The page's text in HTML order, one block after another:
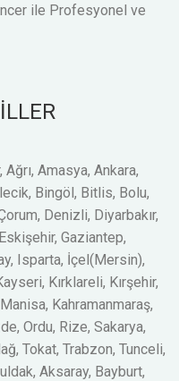
ile Profesyonel ve
Amasya, Ankara,
Bingöl, Bitlis, Bolu,
Denizli, Diyarbakır,
Gaziantep,
Isparta, İçel(Mersin),
Kırklareli, Kırşehir,
Kahramanmaraş,
Ordu, Rize, Sakarya,
Tokat, Trabzon, Tunceli,
Aksaray, Bayburt,